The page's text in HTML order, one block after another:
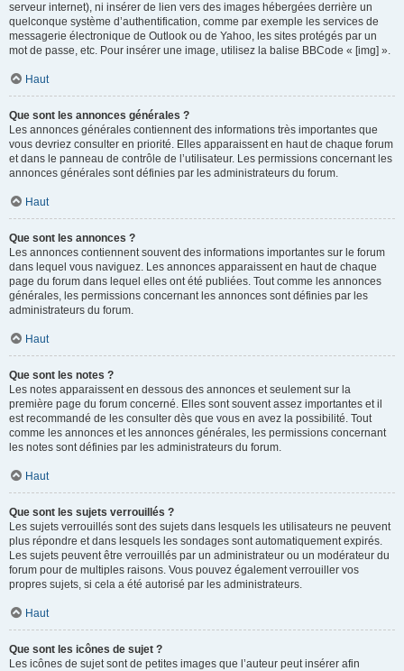
serveur internet), ni insérer de lien vers des images hébergées derrière un
quelconque système d’authentification, comme par exemple les services de
messagerie électronique de Outlook ou de Yahoo, les sites protégés par un
mot de passe, etc. Pour insérer une image, utilisez la balise BBCode « [img] ».
Haut
Que sont les annonces générales ?
Les annonces générales contiennent des informations très importantes que
vous devriez consulter en priorité. Elles apparaissent en haut de chaque forum
et dans le panneau de contrôle de l’utilisateur. Les permissions concernant les
annonces générales sont définies par les administrateurs du forum.
Haut
Que sont les annonces ?
Les annonces contiennent souvent des informations importantes sur le forum
dans lequel vous naviguez. Les annonces apparaissent en haut de chaque
page du forum dans lequel elles ont été publiées. Tout comme les annonces
générales, les permissions concernant les annonces sont définies par les
administrateurs du forum.
Haut
Que sont les notes ?
Les notes apparaissent en dessous des annonces et seulement sur la
première page du forum concerné. Elles sont souvent assez importantes et il
est recommandé de les consulter dès que vous en avez la possibilité. Tout
comme les annonces et les annonces générales, les permissions concernant
les notes sont définies par les administrateurs du forum.
Haut
Que sont les sujets verrouillés ?
Les sujets verrouillés sont des sujets dans lesquels les utilisateurs ne peuvent
plus répondre et dans lesquels les sondages sont automatiquement expirés.
Les sujets peuvent être verrouillés par un administrateur ou un modérateur du
forum pour de multiples raisons. Vous pouvez également verrouiller vos
propres sujets, si cela a été autorisé par les administrateurs.
Haut
Que sont les icônes de sujet ?
Les icônes de sujet sont de petites images que l’auteur peut insérer afin